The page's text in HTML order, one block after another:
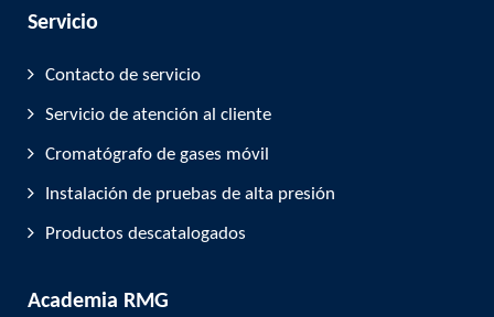
Servicio
Contacto de servicio
Servicio de atención al cliente
Cromatógrafo de gases móvil
Instalación de pruebas de alta presión
Productos descatalogados
Academia RMG